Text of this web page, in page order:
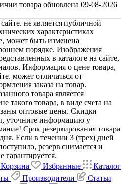
товара обновлена 09-08-2026
не является публичной
характеристиках
может быть изменена
порядке. Изображения
в каталоге на сайте,
Информация о цене товара,
может отличаться от
заказа на товар.
товара является
такого товара, в виде счета на
оптовые цены. Скидки
уточните информацию у
Срок резервирования товара
Если в течении 3 (трех) дней
резерв снимается и
гарантируется.
Корзина Избранные
Каталог
Производители
Статьи